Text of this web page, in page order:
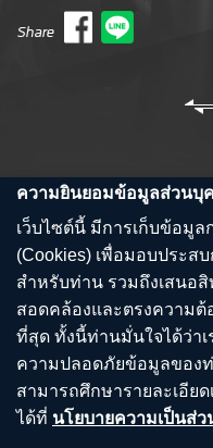
Share
© COPYRIGHTS 2018 SINGHA
ความยินยอมข้อมูลส่วนบุ
เว็บไซต์นี้ มีการเก็บข้อมูล
(Cookies) เพื่อมอบประส
สำหรับท่าน รวมถึงเสนอ
สอดคล้องและตรงความต้
ที่สุด ทั้งนี้ท่านมั่นใจได้ว่า
ความปลอดภัยข้อมูลของ
สามารถศึกษารายละเอีย
ได้ที่ นโยบายความเป็นส่ว